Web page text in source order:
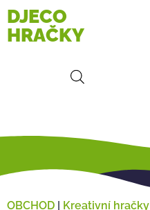
DJECO
HRAČKY
OBCHOD | Kreativní hračky